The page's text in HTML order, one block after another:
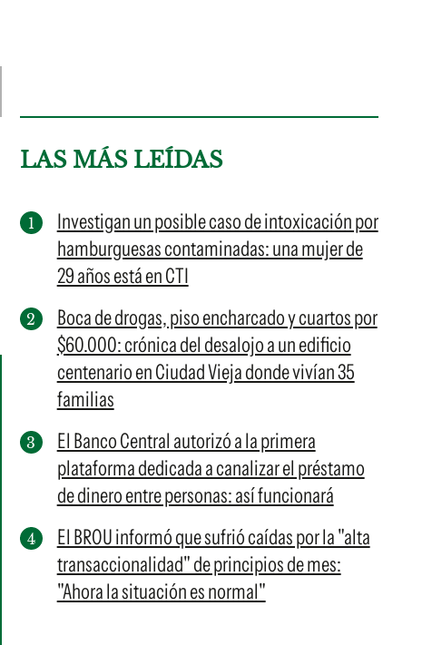
LAS MÁS LEÍDAS
Investigan un posible caso de intoxicación por
hamburguesas contaminadas: una mujer de
29 años está en CTI
Boca de drogas, piso encharcado y cuartos por
$60.000: crónica del desalojo a un edificio
centenario en Ciudad Vieja donde vivían 35
familias
El Banco Central autorizó a la primera
plataforma dedicada a canalizar el préstamo
de dinero entre personas: así funcionará
El BROU informó que sufrió caídas por la "alta
transaccionalidad" de principios de mes:
"Ahora la situación es normal"